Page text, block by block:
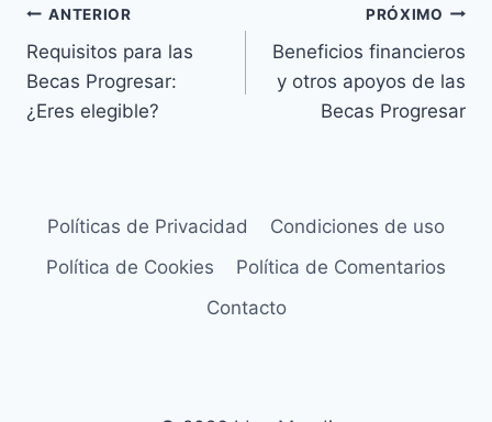
Navegação
de
Post
ANTERIOR
Requisitos para las
Becas Progresar:
¿Eres elegible?
PRÓXIMO
Beneficios financieros
y otros apoyos de las
Becas Progresar
Políticas de Privacidad
Condiciones de uso
Política de Cookies
Política de Comentarios
Contacto